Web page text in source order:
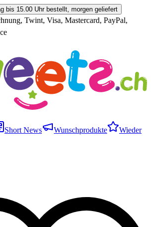
bis 15.00 Uhr bestellt, morgen geliefert
Twint, Visa, Mastercard, PayPal,
Short News Wunschprodukte
Wieder